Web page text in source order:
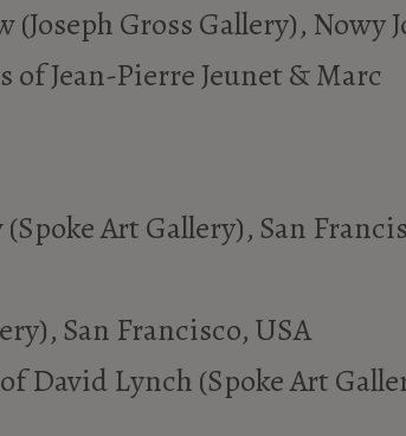
Gross Gallery), Nowy
Jean-Pierre Jeunet & Marc
Art Gallery), San
San Francisco, USA
David Lynch (Spoke Art